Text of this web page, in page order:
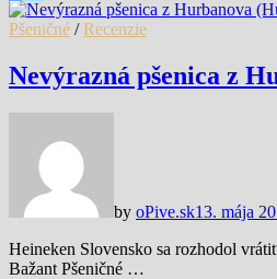
Share
Pšeničné / Recenzie
Nevýrazná pšenica z
by oPive.sk13. mája
Heineken Slovensko sa rozhodol
Bažant Pšeničné …